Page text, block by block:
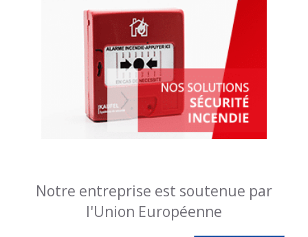
Notre entreprise est soutenue par
l'Union Européenne